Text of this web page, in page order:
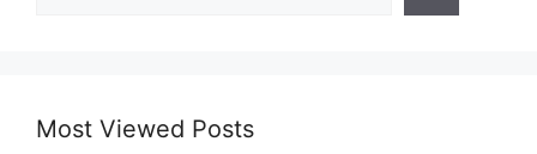
Most Viewed Posts